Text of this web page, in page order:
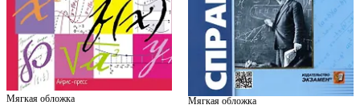
Мягкая обложка Мягкая обложка